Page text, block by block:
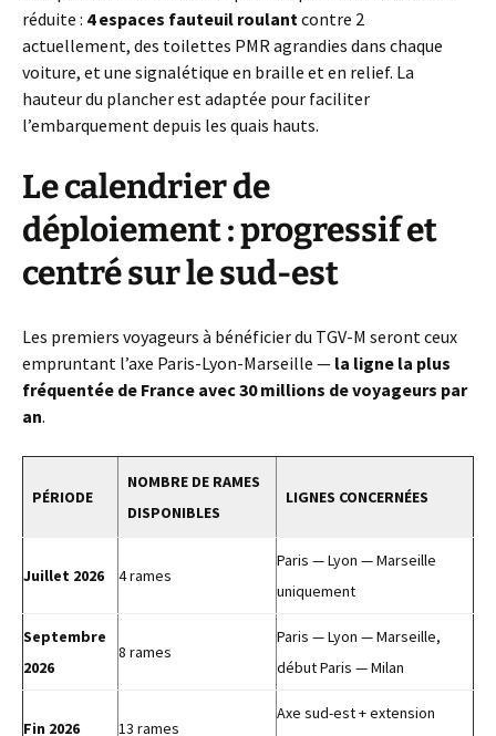
réduite : 4 espaces fauteuil roulantcontre 2
actuellement, des toilettes PMR agrandies dans chaque
voiture, et une signalétique en braille et en relief. La
hauteur du plancher est adaptée pour faciliter
l’embarquement depuis les quais hauts.
Le calendrier de
déploiement : progressif et
centré sur le sud-est
Les premiers voyageurs à bénéficier du TGV-M seront ceux
empruntant l’axe Paris-Lyon-Marseille — la ligne la plus
fréquentée de France avec 30 millions de voyageurs par
an.
PÉRIODE
NOMBRE DE RAMES
DISPONIBLES
LIGNES CONCERNÉES
Juillet 2026 4 rames
Paris — Lyon — Marseille
uniquement
Septembre
2026
8 rames
Paris — Lyon — Marseille,
début Paris — Milan
Fin 2026 13 rames
Axe sud-est + extension